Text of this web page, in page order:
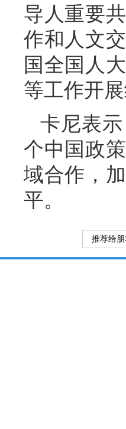
导人重要
作和人文
国全国人
等工作开
卡尼表
个中国政
域合作，
平。
推荐给朋